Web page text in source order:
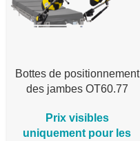
Bottes de positionnement
des jambes OT60.77
Prix visibles
uniquement pour les